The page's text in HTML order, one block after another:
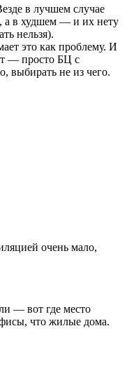
в лучшем случае
а в худшем — и их нету
нельзя).
это как проблему. И
— просто БЦ с
выбирать не из чего.
очень мало,
— вот где место
что жилые дома.